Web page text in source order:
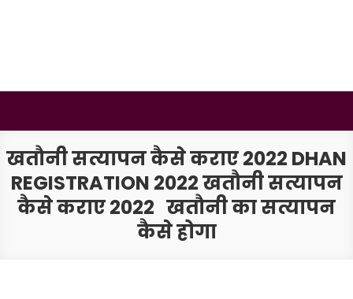
खतौनी सत्यापन कैसे कराए 2022 DHAN
REGISTRATION 2022 खतौनी सत्यापन
कैसे कराए 2022 खतौनी का सत्यापन
कैसे होगा